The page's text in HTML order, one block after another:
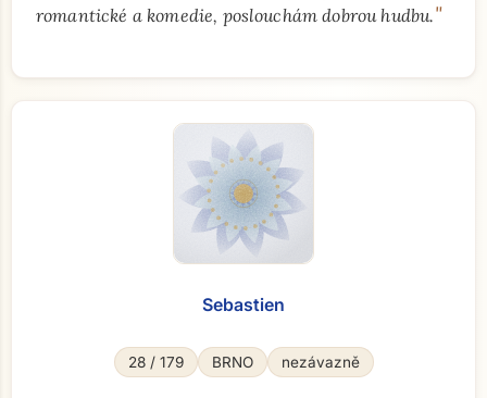
romantické a komedie, poslouchám dobrou hudbu."
Sebastien
28 / 179 BRNO nezávazně